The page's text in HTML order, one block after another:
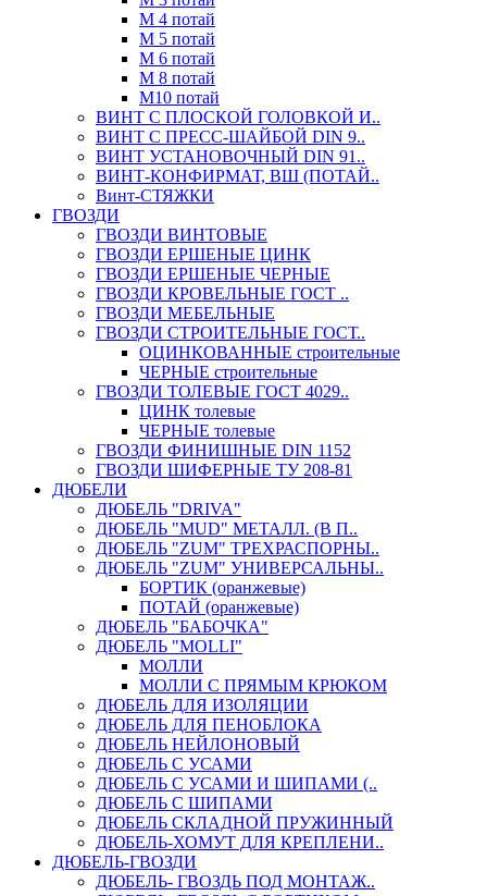
М 4 потай
М 5 потай
М 6 потай
М 8 потай
М10 потай
ВИНТ С ПЛОСКОЙ ГОЛОВКОЙ И..
ВИНТ С ПРЕСС-ШАЙБОЙ DIN 9..
ВИНТ УСТАНОВОЧНЫЙ DIN 91..
ВИНТ-КОНФИРМАТ, ВШ (ПОТАЙ..
Винт-СТЯЖКИ
ГВОЗДИ
ГВОЗДИ ВИНТОВЫЕ
ГВОЗДИ ЕРШЕНЫЕ ЦИНК
ГВОЗДИ ЕРШЕНЫЕ ЧЕРНЫЕ
ГВОЗДИ КРОВЕЛЬНЫЕ ГОСТ ..
ГВОЗДИ МЕБЕЛЬНЫЕ
ГВОЗДИ СТРОИТЕЛЬНЫЕ ГОСТ..
ОЦИНКОВАННЫЕ строительные
ЧЕРНЫЕ строительные
ГВОЗДИ ТОЛЕВЫЕ ГОСТ 4029..
ЦИНК толевые
ЧЕРНЫЕ толевые
ГВОЗДИ ФИНИШНЫЕ DIN 1152
ГВОЗДИ ШИФЕРНЫЕ ТУ 208-81
ДЮБЕЛИ
ДЮБЕЛЬ "DRIVA"
ДЮБЕЛЬ "MUD" МЕТАЛЛ. (В П..
ДЮБЕЛЬ "ZUM" ТРЕХРАСПОРНЫ..
ДЮБЕЛЬ "ZUM" УНИВЕРСАЛЬНЫ..
БОРТИК (оранжевые)
ПОТАЙ (оранжевые)
ДЮБЕЛЬ "БАБОЧКА"
ДЮБЕЛЬ "МOLLI"
МОЛЛИ
МОЛЛИ С ПРЯМЫМ КРЮКОМ
ДЮБЕЛЬ ДЛЯ ИЗОЛЯЦИИ
ДЮБЕЛЬ ДЛЯ ПЕНОБЛОКА
ДЮБЕЛЬ НЕЙЛОНОВЫЙ
ДЮБЕЛЬ С УСАМИ
ДЮБЕЛЬ С УСАМИ И ШИПАМИ (..
ДЮБЕЛЬ С ШИПАМИ
ДЮБЕЛЬ СКЛАДНОЙ ПРУЖИННЫЙ
ДЮБЕЛЬ-ХОМУТ ДЛЯ КРЕПЛЕНИ..
ДЮБЕЛЬ-ГВОЗДИ
ДЮБЕЛЬ- ГВОЗДЬ ПОД МОНТАЖ..